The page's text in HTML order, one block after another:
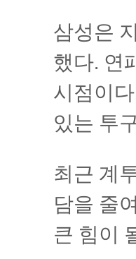
삼성은
했다. 연
시점이
있는 투
최근 계
담을 줄
큰 힘이